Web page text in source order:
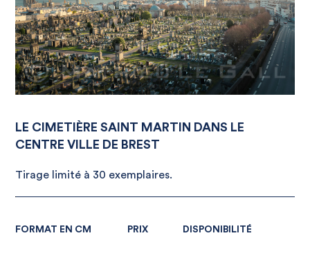
LE CIMETIÈRE SAINT MARTIN DANS LE
CENTRE VILLE DE BREST
Tirage limité à 30 exemplaires.
FORMAT EN CM PRIX DISPONIBILITÉ